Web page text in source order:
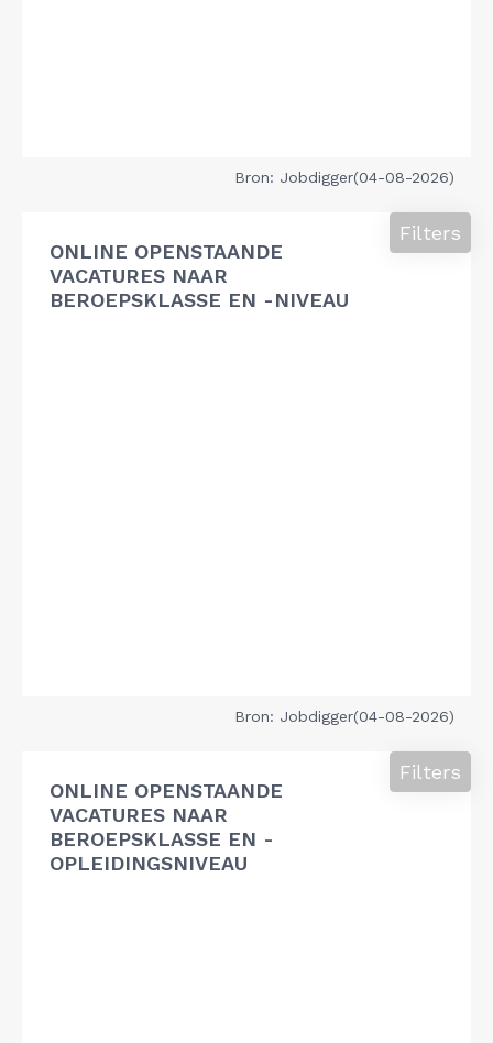
Bron: Jobdigger(04-08-2026)
ONLINE OPENSTAANDE
VACATURES NAAR
BEROEPSKLASSE EN -NIVEAU
Filters
Bron: Jobdigger(04-08-2026)
ONLINE OPENSTAANDE
VACATURES NAAR
BEROEPSKLASSE EN -
OPLEIDINGSNIVEAU
Filters